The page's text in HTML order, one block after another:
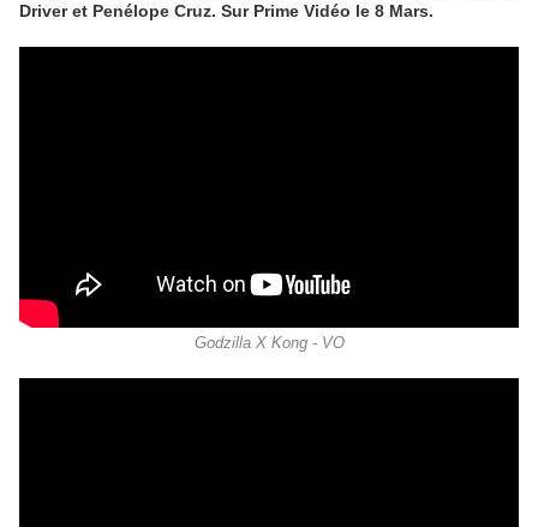
Driver et Penélope Cruz. Sur Prime Vidéo le 8 Mars.
Godzilla X Kong - VO